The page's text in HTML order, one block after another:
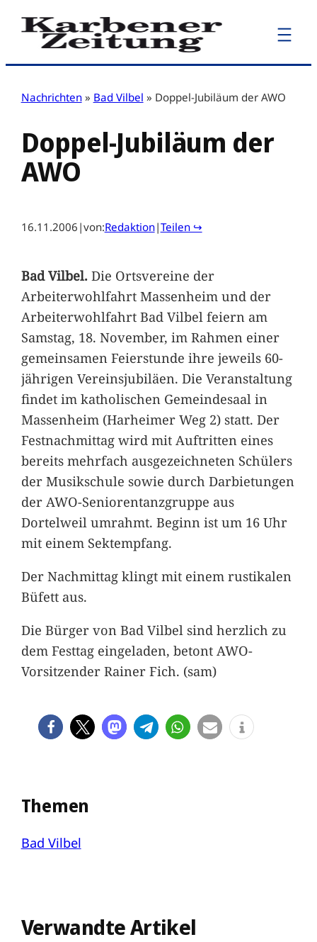
Zum
Inhalt
Nachrichten » Bad Vilbel » Doppel-Jubiläum der AWO
Doppel-Jubiläum der
AWO
16.11.2006 |von:Redaktion|Teilen ↪
Bad Vilbel.Die Ortsvereine der
Arbeiterwohlfahrt Massenheim und der
Arbeiterwohlfahrt Bad Vilbel feiern am
Samstag, 18. November, im Rahmen einer
gemeinsamen Feierstunde ihre jeweils 60-
jährigen Vereinsjubiläen. Die Veranstaltung
findet im katholischen Gemeindesaal in
Massenheim (Harheimer Weg 2) statt. Der
Festnachmittag wird mit Auftritten eines
bereits mehrfach ausgezeichneten Schülers
der Musikschule sowie durch Darbietungen
der AWO-Seniorentanzgruppe aus
Dortelweil umrahmt. Beginn ist um 16 Uhr
mit einem Sektempfang.
Der Nachmittag klingt mit einem rustikalen
Büfett aus.
Die Bürger von Bad Vilbel sind herzlich zu
dem Festtag eingeladen, betont AWO-
Vorsitzender Rainer Fich. (sam)
Themen
Bad Vilbel
Verwandte Artikel